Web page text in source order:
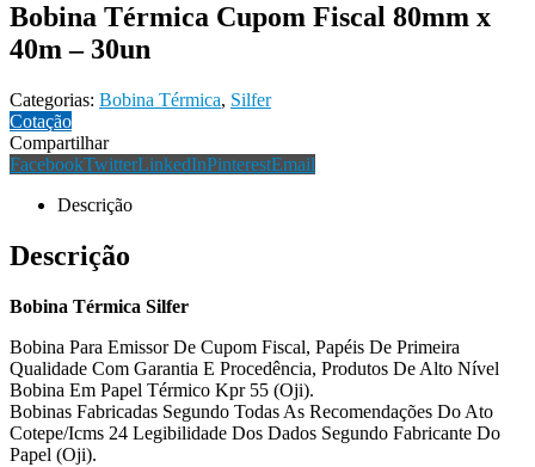
Bobina Térmica Cupom Fiscal 80mm x
40m – 30un
Categorias: Bobina Térmica, Silfer
Cotação
Compartilhar
FacebookTwitterLinkedInPinterestEmail
Descrição
Descrição
Bobina Térmica Silfer
Bobina Para Emissor De Cupom Fiscal, Papéis De Primeira
Qualidade Com Garantia E Procedência, Produtos De Alto Nível
Bobina Em Papel Térmico Kpr 55 (Oji).
Bobinas Fabricadas Segundo Todas As Recomendações Do Ato
Cotepe/Icms 24 Legibilidade Dos Dados Segundo Fabricante Do
Papel (Oji).